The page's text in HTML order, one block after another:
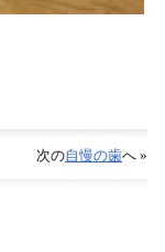
次の自慢の歯へ »